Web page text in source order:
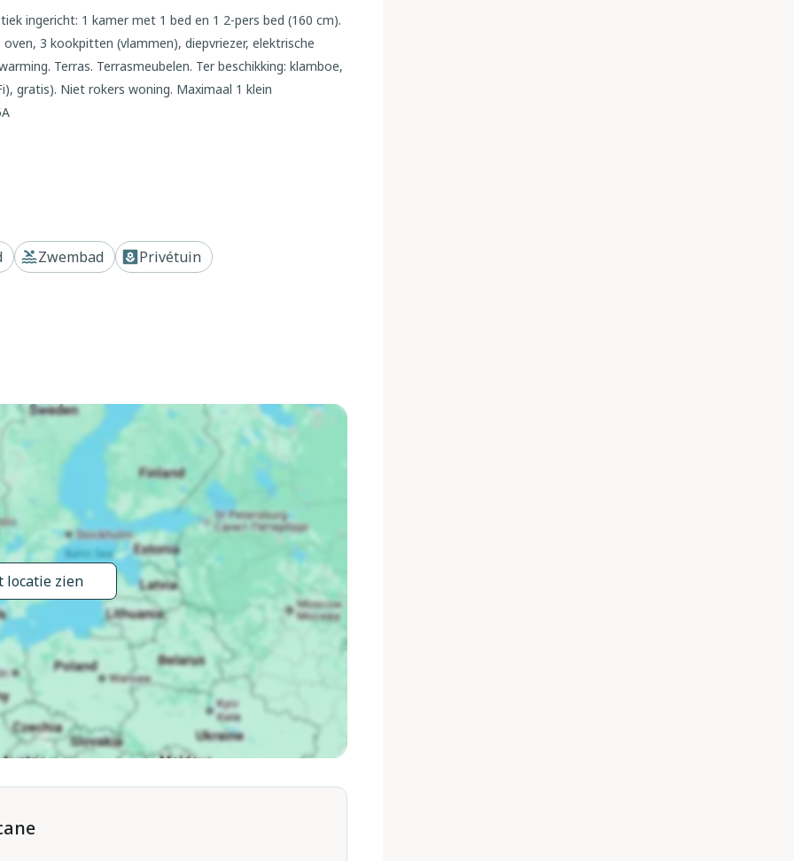
ingericht: 1 kamer met 1 bed en 1 2-pers bed (160 cm).
3 kookpitten (vlammen), diepvriezer, elektrische
Terras. Terrasmeubelen. Ter beschikking: klamboe,
gratis). Niet rokers woning. Maximaal 1 klein
weide, openluchtzwembad (16 x 8 m,
Kinderzwembad, buitendouche, tennisbaan (extra),
Zwembad Privétuin
locatie zien